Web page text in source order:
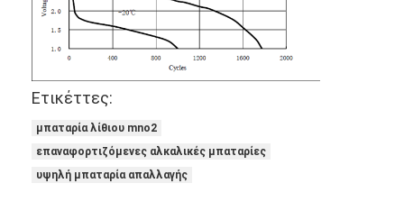
ιονικές επαναφορτιζόμενες μπαταρίες λίθιου
Μπαταρία Lithium Polymer
μπαταρίες ενεργειακής αποθήκευσης
NiMH επαναφορτιζόμενες μπαταρίες
Ετικέττες:
μπαταρία λίθιου mno2
επαναφορτιζόμενες αλκαλικές μπαταρίες
υψηλή μπαταρία απαλλαγής